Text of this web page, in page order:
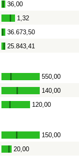
- 36,00
- 1,32
- 36.673,50
- 25.843,41
- 550,00
- 140,00
- 120,00
- 150,00
- 20,00